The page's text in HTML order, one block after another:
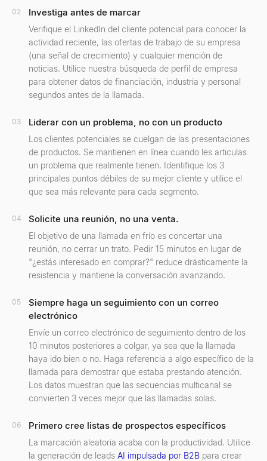
02 Investiga antes de marcar
Verifique el LinkedIn del cliente potencial para conocer la
actividad reciente, las ofertas de trabajo de su empresa
(una señal de crecimiento) y cualquier mención de
noticias. Utilice nuestra búsqueda de perfil de empresa
para obtener datos de financiación, industria y personal
segundos antes de la llamada.
03 Liderar con un problema, no con un producto
Los clientes potenciales se cuelgan de las presentaciones
de productos. Se mantienen en línea cuando les articulas
un problema que realmente tienen. Identifique los 3
principales puntos débiles de su mejor cliente y utilice el
que sea más relevante para cada segmento.
04 Solicite una reunión, no una venta.
El objetivo de una llamada en frío es concertar una
reunión, no cerrar un trato. Pedir 15 minutos en lugar de
"¿estás interesado en comprar?" reduce drásticamente la
resistencia y mantiene la conversación avanzando.
05
Siempre haga un seguimiento con un correo
electrónico
Envíe un correo electrónico de seguimiento dentro de los
10 minutos posteriores a colgar, ya sea que la llamada
haya ido bien o no. Haga referencia a algo específico de la
llamada para demostrar que estaba prestando atención.
Los datos muestran que las secuencias multicanal se
convierten 3 veces mejor que las llamadas solas.
06 Primero cree listas de prospectos específicos
La marcación aleatoria acaba con la productividad. Utilice
la generación de leads AI impulsada por B2B para crear